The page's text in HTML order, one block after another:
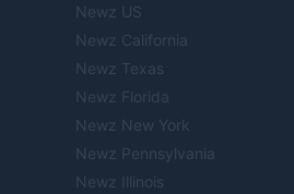
Newz US
Newz California
Newz Texas
Newz Florida
Newz New York
Newz Pennsylvania
Newz Illinois